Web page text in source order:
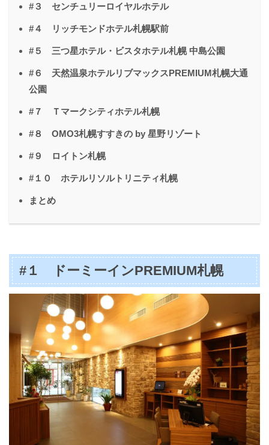
#３ センチュリーロイヤルホテル
#４ リッチモンドホテル札幌駅前
#５ 三つ星ホテル・ビスタホテル札幌 中島公園
#６ 天然温泉ホテルリブマックスPREMIUM札幌大通
公園
#７ Ｔマークシティホテル札幌
#８ OMO3札幌すすきの by 星野リゾート
#９ ロイトン札幌
#１０ ホテルリソルトリニティ札幌
まとめ
#１ ドーミーインPREMIUM札幌